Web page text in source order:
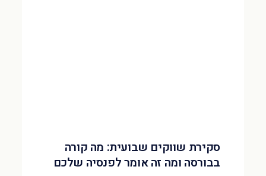
סקירת שווקים שבועית: מה קורה
בבורסה ומה זה אומר לפנסיה שלכם